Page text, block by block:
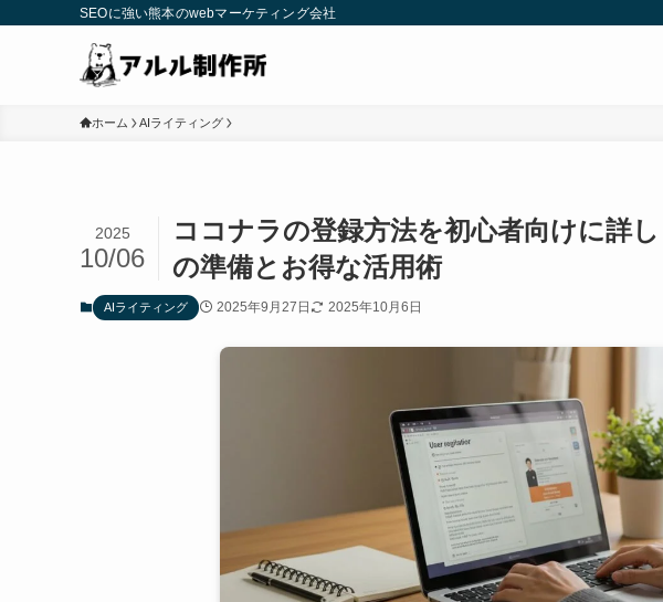
SEOに強い熊本のwebマーケティング会社
ホーム AIライティング
ココナラの登録方法を初心者向けに詳
の準備とお得な活用術
2025
10/06
AIライティング 2025年9月27日 2025年10月6日